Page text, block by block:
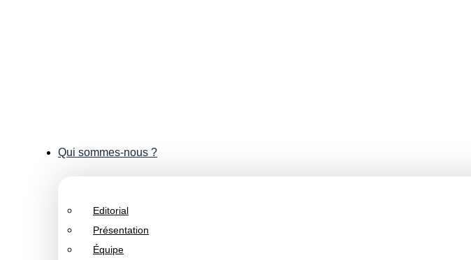
Qui sommes-nous ?
Editorial
Présentation
Équipe